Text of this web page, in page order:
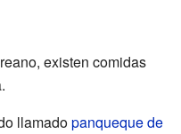
existen comidas
llamadopanqueque de